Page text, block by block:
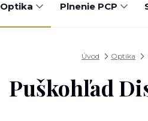
Optika Plnenie PCP
Úvod Optika
Puškohľad